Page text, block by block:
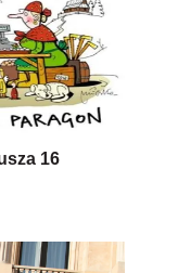
16